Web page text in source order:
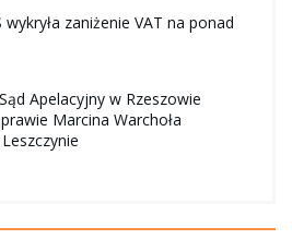
wykryła zaniżenie VAT na ponad
Apelacyjny w Rzeszowie
Marcina Warchoła